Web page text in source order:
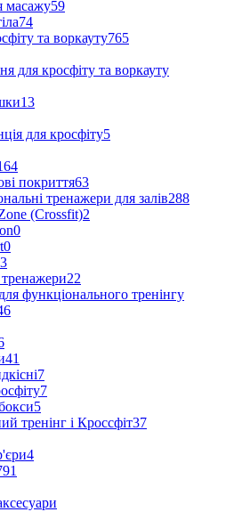
масажу59
74
та воркауту765
для кросфіту та воркауту
13
для кросфіту5
покриття63
тренажери для залів288
(Crossfit)2
0
0
3
22
функціонального тренінгу
41
7
7
5
тренінг і Кроссфіт37
4